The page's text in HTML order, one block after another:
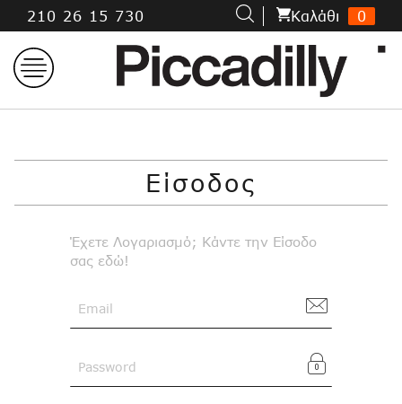
Μετάβαση
στο
210 26 15 730 Kαλάθι 0
Είσοδος
Έχετε Λογαριασμό; Κάντε την Είσοδο
σας εδώ!